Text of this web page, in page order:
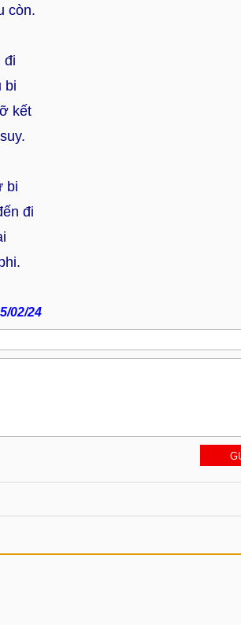
còn.
đi
bi
kết
bi
đi
02/24